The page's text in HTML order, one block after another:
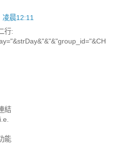
晨12:11
行:
結
能